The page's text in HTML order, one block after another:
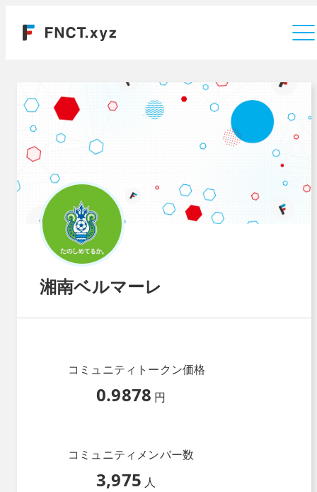
湘南ベルマーレ
コミュニティトークン価格
0.9878 円
コミュニティメンバー数
3,975 人